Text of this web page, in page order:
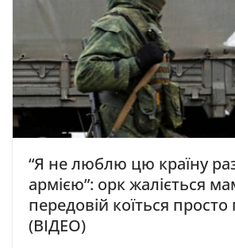
“Я не люблю цю країну
армією”: орк жаліється
передовій коїться просто
(ВІДЕО)